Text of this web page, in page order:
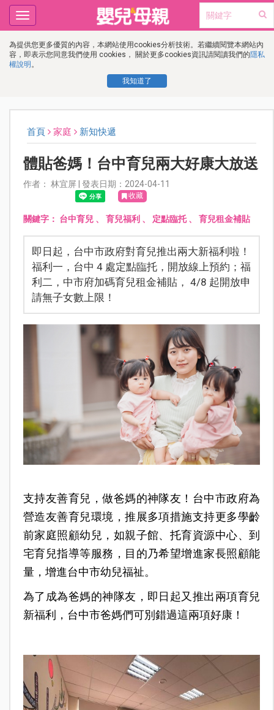
為提供您更多優質的內容，本網站使用cookies分析技術。若繼續閱覽本網站內
容，即表示您同意我們使用 cookies， 關於更多cookies資訊請閱讀我們的隱私
權說明 。
我知道了
Toggle
navigation
首頁 家庭 新知快遞
體貼爸媽！台中育兒兩大好康大放送
作者： 林宜屏 | 發表日期：2024-04-11
收藏
關鍵字： 台中育兒、 育兒福利 、 定點臨托、 育兒租金補貼
即日起，台中市政府對育兒推出兩大新福利啦！
福利一，台中 4 處定點臨托，開放線上預約；福
利二，中市府加碼育兒租金補貼， 4/8 起開放申
請無子女數上限！
支持友善育兒，做爸媽的神隊友！台中市政府為
營造友善育兒環境，推展多項措施支持更多學齡
前家庭照顧幼兒，如親子館、托育資源中心、到
宅育兒指導等服務，目的乃希望增進家長照顧能
量，增進台中市幼兒福祉。
為了成為爸媽的神隊友，即日起又推出兩項育兒
新福利，台中市爸媽們可別錯過這兩項好康！